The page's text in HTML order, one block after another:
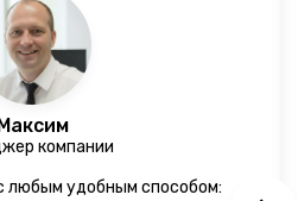
компании
любым удобным способом: